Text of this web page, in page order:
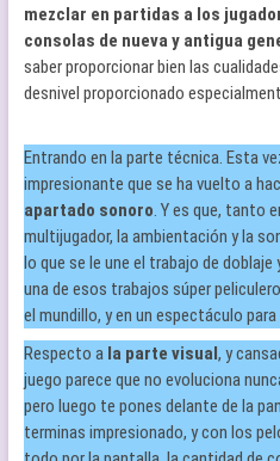
mezclar en partidas a los
consolas de nueva y antigua
saber proporcionar bien las
desnivel proporcionado
Entrando en la parte técnica. Esta
impresionante que se ha vuelto a
apartado sonoro. Y es que, tanto
multijugador, la ambientación y la
lo que se le une el trabajo de doblaje
una de esos trabajos súper
el mundillo, y en un espectáculo
Respecto a la parte visual, y
juego parece que no evoluciona
pero luego te pones delante de la
terminas impresionado, y con los